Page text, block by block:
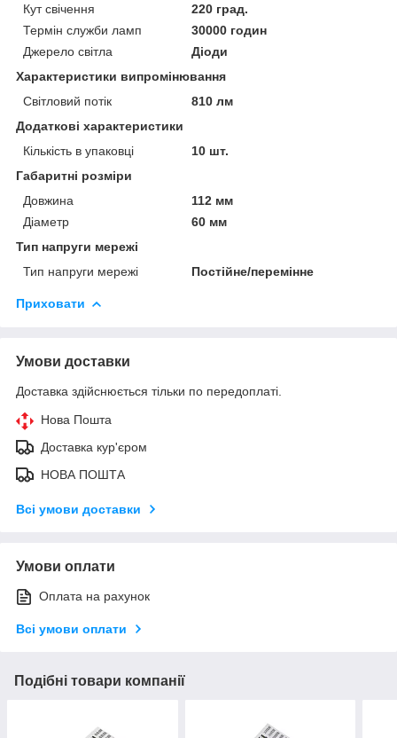
Кут свічення
220 град.
Термін служби ламп
30000 годин
Джерело світла
Діоди
Характеристики випромінювання
Світловий потік
810 лм
Додаткові характеристики
Кількість в упаковці
10 шт.
Габаритні розміри
Довжина
112 мм
Діаметр
60 мм
Тип напруги мережі
Тип напруги мережі
Постійне/перемінне
Приховати
Умови доставки
Доставка здійснюється тільки по передоплаті.
Нова Пошта
Доставка кур'єром
НОВА ПОШТА
Всі умови доставки
Умови оплати
Оплата на рахунок
Всі умови оплати
Подібні товари компанії